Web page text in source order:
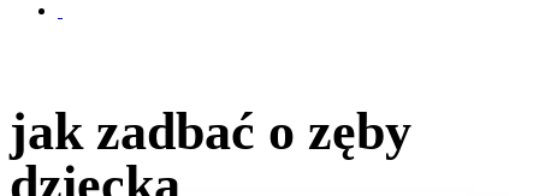
jak zadbać o zęby
dziecka